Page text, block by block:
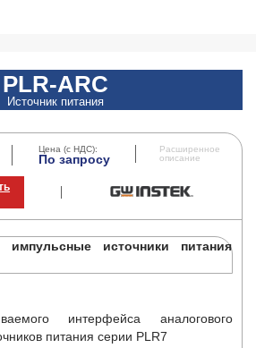
PLR-ARC
Источник питания
Цена (с НДС):
По запросу
Расширенное
описание
импульсные источники питания
интерфейса аналогового
питания серии PLR7